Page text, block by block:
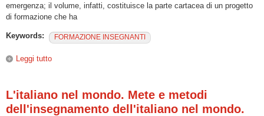
emergenza; il volume, infatti, costituisce la parte cartacea di un progetto
di formazione che ha
Keywords: FORMAZIONE INSEGNANTI
Leggi tutto
L'italiano nel mondo. Mete e metodi
dell'insegnamento dell'italiano nel mondo.